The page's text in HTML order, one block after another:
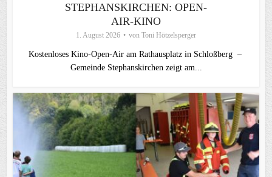
STEPHANSKIRCHEN: OPEN-
AIR-KINO
1. August 2026 von Toni Hötzelsperger
Kostenloses Kino-Open-Air am Rathausplatz in Schloßberg –
Gemeinde Stephanskirchen zeigt am...